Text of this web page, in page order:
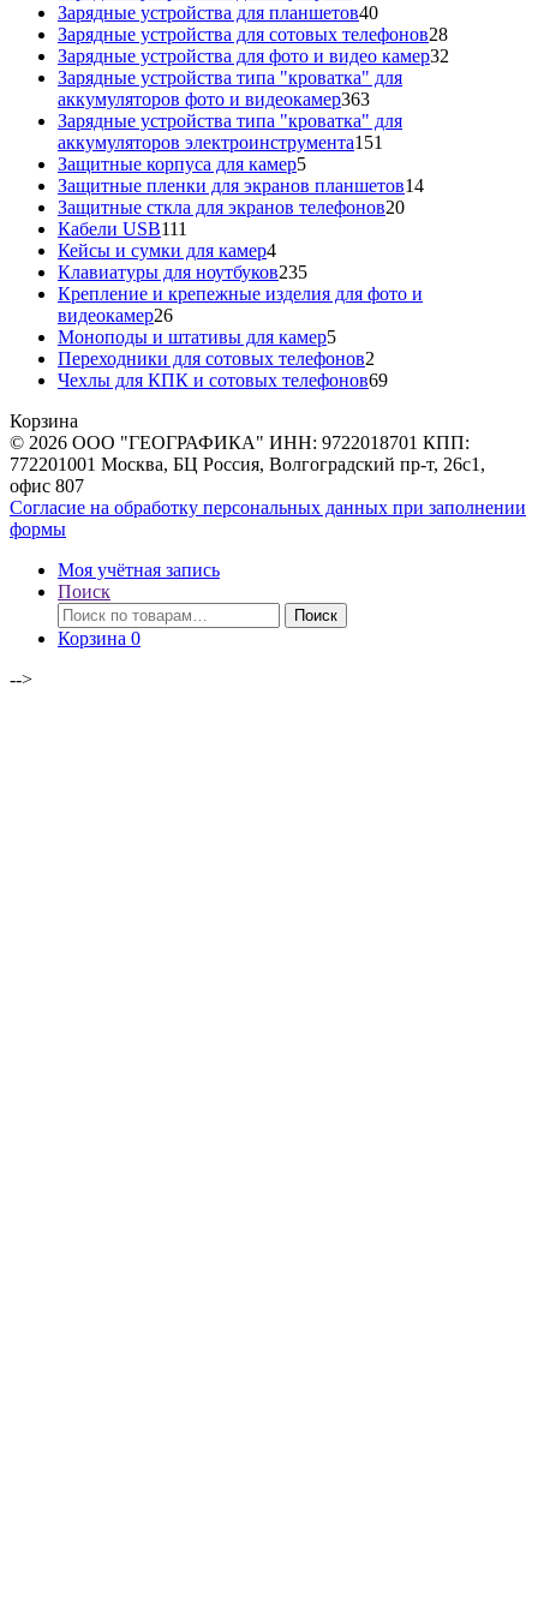
Зарядные устройства для планшетов4040
товаров
Зарядные устройства для сотовых телефонов2828
товаров
Зарядные устройства для фото и видео камер32
Зарядные устройства типа "кроватка" для
аккумуляторов фото и видеокамер363363
товара
Зарядные устройства типа "кроватка" для
аккумуляторов электроинструмента151
Защитные корпуса для камер55
товаров
Защитные пленки для экранов планшетов1414
Защитные сткла для экранов телефонов2020
Кабели USB111
товаров
Кейсы и сумки для камер44
товара
Клавиатуры для ноутбуков235235
товаров
Крепление и крепежные изделия для фото и
видеокамер2626
товаров
Моноподы и штативы для камер55
товаров
Переходники для сотовых телефонов2
товара
Чехлы для КПК и сотовых телефонов6969
Корзина
© 2026 ООО "ГЕОГРАФИКА" ИНН: 9722018701 КПП:
772201001 Москва, БЦ Россия, Волгоградский пр-т, 26с1,
офис 807
Согласие на обработку персональных данных при заполнении
формы
Моя учётная запись
Поиск
Искать:
Поиск
Корзина 0
-->